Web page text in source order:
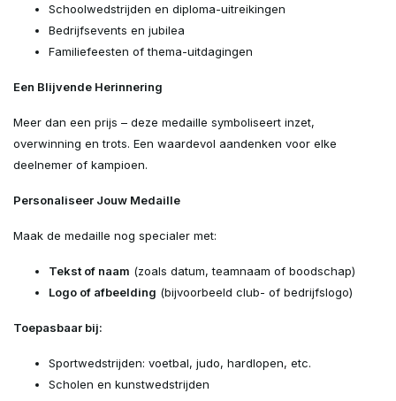
Schoolwedstrijden en diploma-uitreikingen
Bedrijfsevents en jubilea
Familiefeesten of thema-uitdagingen
Een Blijvende Herinnering
Meer dan een prijs – deze medaille symboliseert inzet,
overwinning en trots. Een waardevol aandenken voor elke
deelnemer of kampioen.
Personaliseer Jouw Medaille
Maak de medaille nog specialer met:
Tekst of naam (zoals datum, teamnaam of boodschap)
Logo of afbeelding (bijvoorbeeld club- of bedrijfslogo)
Toepasbaar bij:
Sportwedstrijden: voetbal, judo, hardlopen, etc.
Scholen en kunstwedstrijden